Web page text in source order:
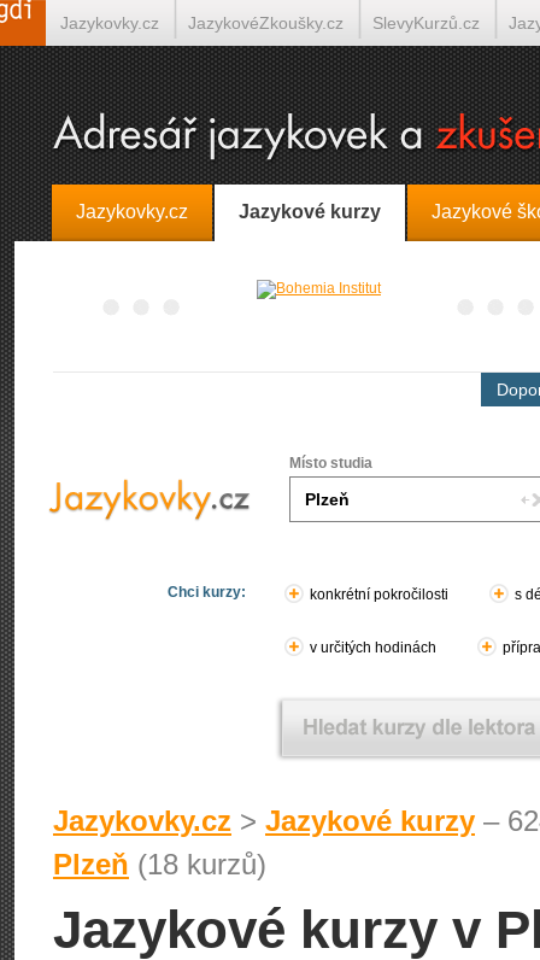
Jazykovky.cz Jazykové kurzy Jazykové
Místo studia
Chci kurzy: konkrétní pokročilosti s
v určitých hodinách
Jazykovky.cz > Jazykové kurzy –
Plzeň (18 kurzů)
Jazykové kurzy v
Jazykovky.cz JazykovéZkoušky.cz SlevyKurzů.cz
Španělština on-line Italština on-line Tlumočení-